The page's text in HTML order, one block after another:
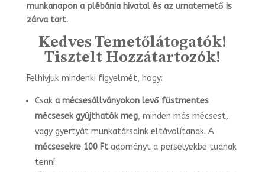
munkanapon a plébánia hivatal és az urnatemető is
zárva tart.
Kedves Temetőlátogatók!
Tisztelt Hozzátartozók!
Felhívjuk mindenki figyelmét, hogy:
Csak a mécsesállványokon levő füstmentes
mécsesek gyújthatók meg, minden más mécsest,
vagy gyertyát munkatársaink eltávolítanak. A
mécsesekre 100 Ftadományt a perselyekbe tudnak
tenni.